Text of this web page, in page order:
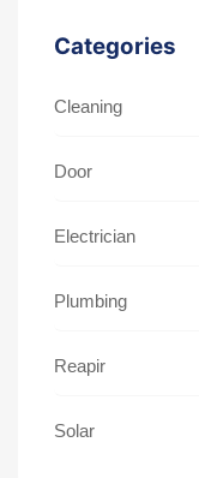
Categories
Cleaning
Door
Electrician
Plumbing
Reapir
Solar